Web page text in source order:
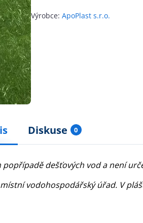
Výrobce: ApoPlast s.r.o.
Diskuse 0
dešťových vod a není
vodohospodářský úřad. V